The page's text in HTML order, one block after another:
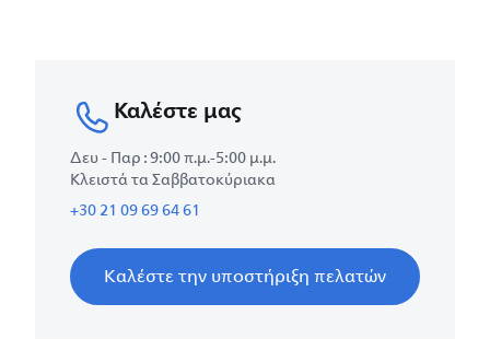
Καλέστε μας
Δευ - Παρ : 9:00 π.μ.-5:00 μ.μ.
Κλειστά τα Σαββατοκύριακα
+30 21 09 69 64 61
Καλέστε την υποστήριξη πελατών